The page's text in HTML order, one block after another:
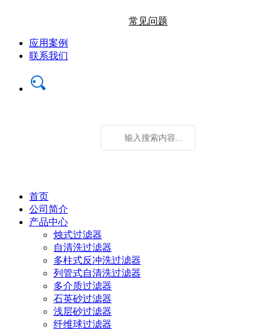
常见问题
应用案例
联系我们
首页
公司简介
产品中心
烛式过滤器
自清洗过滤器
多柱式反冲洗过滤器
列管式自清洗过滤器
多介质过滤器
石英砂过滤器
浅层砂过滤器
纤维球过滤器